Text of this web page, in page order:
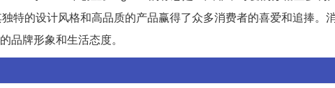
特的设计风格和高品质的产品赢得了众多消费者的喜爱和追捧。
品牌形象和生活态度。